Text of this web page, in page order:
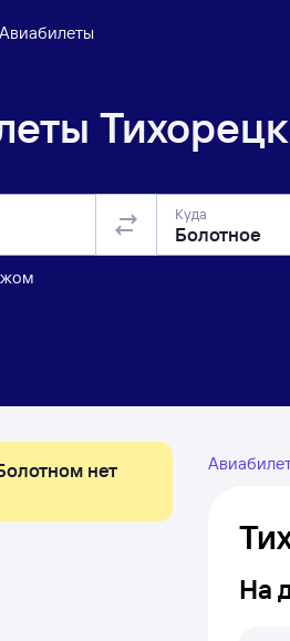
Авиабилеты
Тихорецк
Куда
нет
На